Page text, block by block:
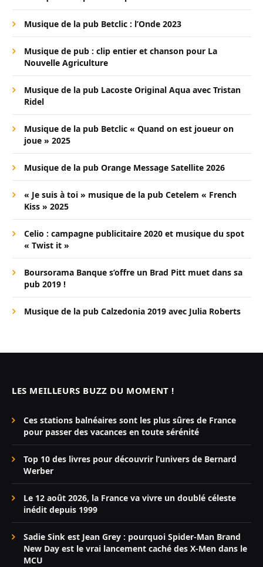
Musique de la pub Betclic : l’Onde 2023
Musique de pub : clip entier et chanson pour La
Nouvelle Agriculture
Musique de la pub Lacoste Original Aqua avec Tristan
Ridel
Musique de la pub Betclic « Quand on est joueur on
joue » 2025
Musique de la pub Orange Message Satellite 2026
« Je suis à toi » musique de la pub Cetelem « French
Kiss » 2025
Celio : campagne publicitaire 2020 et musique du spot
« Twist it »
Boursorama Banque s’offre un Brad Pitt muet dans sa
pub 2019 !
Musique de la pub Calzedonia 2019 avec Julia Roberts
LES MEILLEURS BUZZ DU MOMENT !
Ces stations balnéaires sont les plus sûres de France
pour passer des vacances en toute sérénité
Top 10 des livres pour découvrir l’univers de Bernard
Werber
Le 12 août 2026, la France va vivre un doublé céleste
inédit depuis 1999
Sadie Sink est Jean Grey : pourquoi Spider-Man Brand
New Day est le vrai lancement caché des X-Men dans le
MCU